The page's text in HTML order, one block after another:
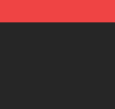
J Balvin